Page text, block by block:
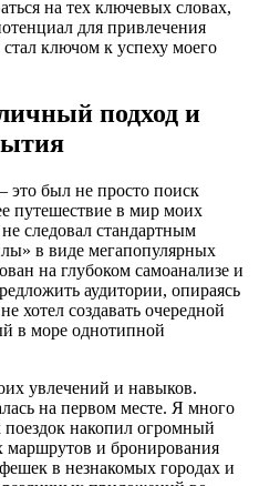
на тех ключевых словах,
для привлечения
ключом к успеху моего
подход и
это был не просто поиск
путешествие в мир моих
следовал стандартным
в виде мегапопулярных
на глубоком самоанализе и
аудитории, опираясь
хотел создавать очередной
в море однотипной
увлечений и навыков.
на первом месте. Я много
накопил огромный
и бронирования
в незнакомых городах и